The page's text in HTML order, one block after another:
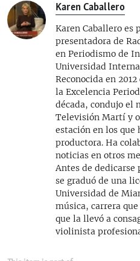
Karen Caballero
Karen Caballero
presentadora de
en Periodismo de
Universidad
Reconocida en
la Excelencia
década, condujo el
Televisión Martí y
estación en los que
productora. Ha
noticias en otros
Antes de
se graduó de una
Universidad de
música, carrera
que la llevó a
violinista